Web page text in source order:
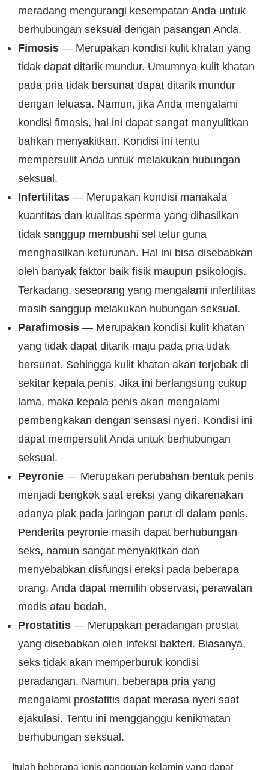
meradang mengurangi kesempatan Anda untuk
berhubungan seksual dengan pasangan Anda.
Fimosis — Merupakan kondisi kulit khatan yang
tidak dapat ditarik mundur. Umumnya kulit khatan
pada pria tidak bersunat dapat ditarik mundur
dengan leluasa. Namun, jika Anda mengalami
kondisi fimosis, hal ini dapat sangat menyulitkan
bahkan menyakitkan. Kondisi ini tentu
mempersulit Anda untuk melakukan hubungan
seksual.
Infertilitas — Merupakan kondisi manakala
kuantitas dan kualitas sperma yang dihasilkan
tidak sanggup membuahi sel telur guna
menghasilkan keturunan. Hal ini bisa disebabkan
oleh banyak faktor baik fisik maupun psikologis.
Terkadang, seseorang yang mengalami infertilitas
masih sanggup melakukan hubungan seksual.
Parafimosis — Merupakan kondisi kulit khatan
yang tidak dapat ditarik maju pada pria tidak
bersunat. Sehingga kulit khatan akan terjebak di
sekitar kepala penis. Jika ini berlangsung cukup
lama, maka kepala penis akan mengalami
pembengkakan dengan sensasi nyeri. Kondisi ini
dapat mempersulit Anda untuk berhubungan
seksual.
Peyronie — Merupakan perubahan bentuk penis
menjadi bengkok saat ereksi yang dikarenakan
adanya plak pada jaringan parut di dalam penis.
Penderita peyronie masih dapat berhubungan
seks, namun sangat menyakitkan dan
menyebabkan disfungsi ereksi pada beberapa
orang. Anda dapat memilih observasi, perawatan
medis atau bedah.
Prostatitis — Merupakan peradangan prostat
yang disebabkan oleh infeksi bakteri. Biasanya,
seks tidak akan memperburuk kondisi
peradangan. Namun, beberapa pria yang
mengalami prostatitis dapat merasa nyeri saat
ejakulasi. Tentu ini mengganggu kenikmatan
berhubungan seksual.
Itulah beberapa jenis gangguan kelamin yang dapat